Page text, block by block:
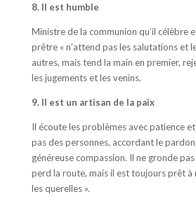
8. Il est humble
Ministre de la communion qu’il célèbre
prêtre « n’attend pas les salutations et
autres, mais tend la main en premier,
les jugements et les venins.
9. Il est un artisan de la paix
Il écoute les problèmes avec patience
pas des personnes, accordant le
généreuse compassion. Il ne gronde
perd la route, mais il est toujours prêt à
les querelles ».